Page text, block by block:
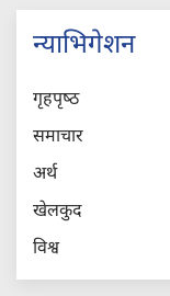
न्याभिगेशन
गृहपृष्‍ठ
समाचार
अर्थ
खेलकुद
विश्व